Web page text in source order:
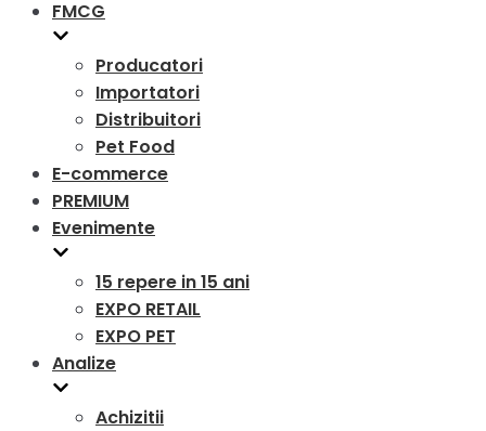
FMCG
Producatori
Importatori
Distribuitori
Pet Food
E-commerce
PREMIUM
Evenimente
15 repere in 15 ani
EXPO RETAIL
EXPO PET
Analize
Achizitii